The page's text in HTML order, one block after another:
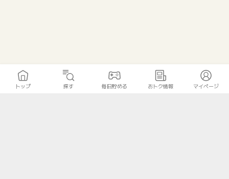
トップ 探す 毎日貯める おトク情報 マイページ